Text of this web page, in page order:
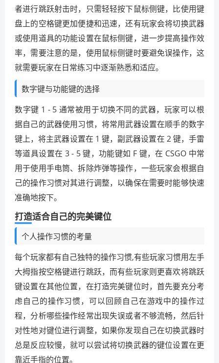
者进行跳跃射击时，只需轻轻按下鼠标侧键，比使用键
盘上的空格键更加便捷和迅速，还有玩家会将切换武器
或使用道具的功能设置在鼠标侧键，进一步提高操作效
率，需要注意的是，使用鼠标侧键时要避免误操作，这
就需要玩家在日常练习中逐渐熟悉和适应。
数字键与功能键的选择
数字键 1 - 5 通常被用于切换不同的武器，玩家可以根
据自己的武器使用习惯，将常用武器设置在顺手的数字
键上，将主武器设置在 1 键，副武器设置在 2 键，手雷
等道具设置在 3 - 5 键，功能键如 F 键，在 CSGO 中常
用于使用手电筒、拆除炸弹等操作，一些玩家会根据自
己的操作习惯对其进行调整，以确保在需要时能够快速
准确地按下。
打造适合自己的完美键位
个人操作习惯的考量
每个玩家都有自己独特的操作习惯,有些玩家习惯用左手
大拇指按空格键进行跳跃，而有些玩家则更喜欢将跳跃
键设置在其他位置，在打造完美键位时，首先要充分考
虑自己的操作习惯，可以回顾自己在游戏中的操作过
程，分析哪些操作经常出现失误或者不够流畅，然后针
对性地对键位进行调整，如果你发现自己在切换武器时
总是反应较慢，就可以尝试将切换武器的键位设置在更
靠近手指的位置。